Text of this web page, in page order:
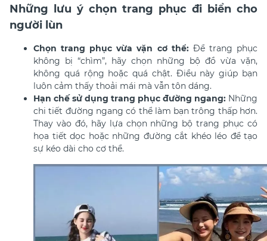
Những lưu ý chọn trang phục đi biển cho
người lùn
Chọn trang phục vừa vặn cơ thể:Để trang phục
không bị “chìm”, hãy chọn những bộ đồ vừa vặn,
không quá rộng hoặc quá chật. Điều này giúp bạn
luôn cảm thấy thoải mái mà vẫn tôn dáng.
Hạn chế sử dụng trang phục đường ngang: Những
chi tiết đường ngang có thể làm bạn trông thấp hơn.
Thay vào đó, hãy lựa chọn những bộ trang phục có
họa tiết dọc hoặc những đường cắt khéo léo để tạo
sự kéo dài cho cơ thể.